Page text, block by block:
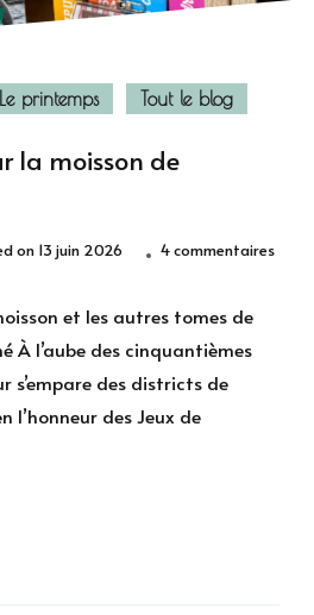
Le printemps Tout le blog
la moisson de
on 13 juin 2026 4 commentairessur
et les autres tomes de
À l’aube des cinquantièmes
s’empare des districts de
l’honneur des Jeux de